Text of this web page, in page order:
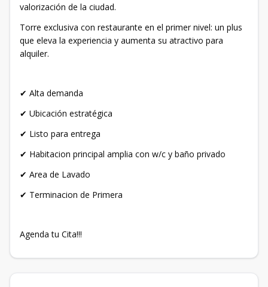
valorización de la ciudad.
Torre exclusiva con restaurante en el primer nivel: un plus
que eleva la experiencia y aumenta su atractivo para
alquiler.
✔ Alta demanda
✔ Ubicación estratégica
✔ Listo para entrega
✔ Habitacion principal amplia con w/c y baño privado
✔ Area de Lavado
✔ Terminacion de Primera
Agenda tu Cita!!!